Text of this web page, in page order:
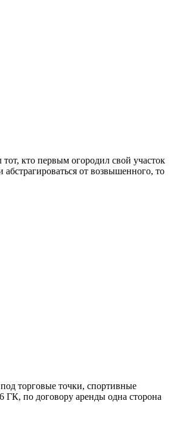
кто первым огородил свой участок
от возвышенного, то
торговые точки, спортивные
ГК, по договору аренды одна сторона